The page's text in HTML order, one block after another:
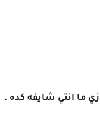
ما انتي شايفه كده .